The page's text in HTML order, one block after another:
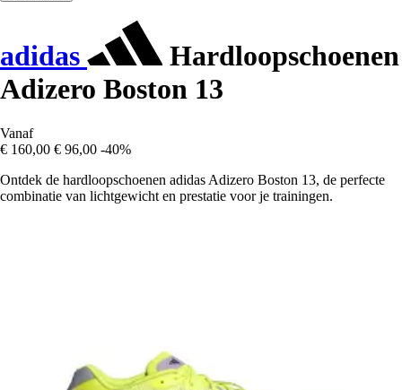
adidas
Hardloopschoenen
Adizero Boston 13
Vanaf
€ 160,00 € 96,00 -40%
Ontdek de hardloopschoenen adidas Adizero Boston 13, de perfecte
combinatie van lichtgewicht en prestatie voor je trainingen.